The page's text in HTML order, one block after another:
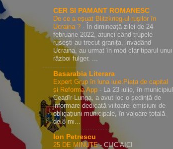
CER SI PAMANT ROMANESC
De ce a eșuat Blitzkrieg-ul rușilor în
Ucraina ? - În dimineață zilei de 24
februarie 2022, atunci când trupele
rusești au trecut granița, invadând
Ucraina, au urmat în mod clar tiparul unui
război fulger. ...
Basarabia Literara
Expert Grup în luna iuie:Piața de capital
și Reforma App -
La 23 iulie, în municipiul
Ceadîr-Lunga, a avut loc o ședință de
informare dedicată viitoarei emisiuni de
obligațiuni municipale, în valoare totală
de 8 mi...
Ion Petrescu
25 DE MINUTE- CLIC AICI